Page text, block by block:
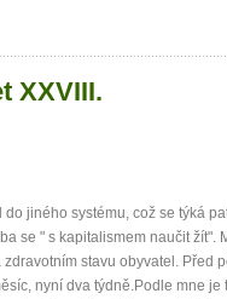
XXVIII.
jiného systému, což se týká
se " s kapitalismem naučit žít".
stavu obyvatel. Před
nyní dva týdně.Podle mne je